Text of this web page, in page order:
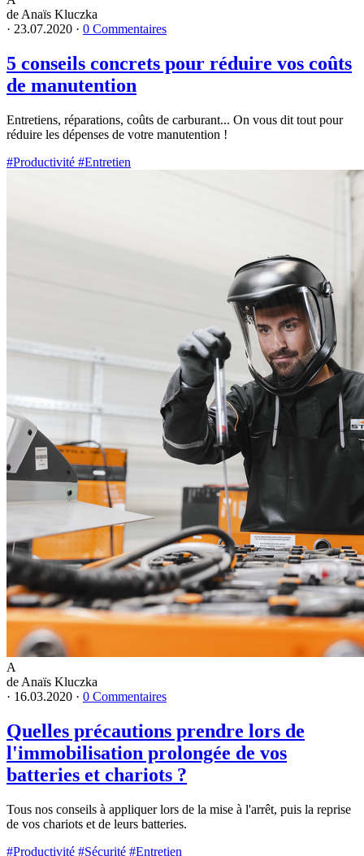
de Anaïs Kluczka
· 23.07.2020 · 0 Commentaires
5 conseils concrets pour réduire vos coûts
de manutention
Entretiens, réparations, coûts de carburant... On vous dit tout pour
réduire les dépenses de votre manutention !
#Productivité #Entretien
A
de Anaïs Kluczka
· 16.03.2020 · 0 Commentaires
Quelles précautions prendre lors de
l'immobilisation prolongée de vos
batteries et chariots ?
Tous nos conseils à appliquer lors de la mise à l'arrêt, puis la reprise
de vos chariots et de leurs batteries.
#Productivité #Sécurité #Entretien